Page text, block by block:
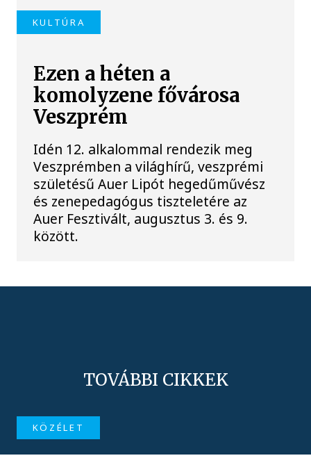
KULTÚRA
Ezen a héten a
komolyzene fővárosa
Veszprém
Idén 12. alkalommal rendezik meg
Veszprémben a világhírű, veszprémi
születésű Auer Lipót hegedűművész
és zenepedagógus tiszteletére az
Auer Fesztivált, augusztus 3. és 9.
között.
TOVÁBBI CIKKEK
KÖZÉLET